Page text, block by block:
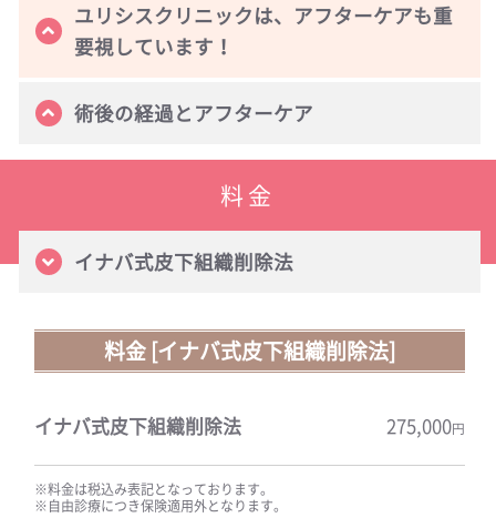
ユリシスクリニックは、アフターケアも重
要視しています！
術後の経過とアフターケア
料金
イナバ式皮下組織削除法
料金 [イナバ式皮下組織削除法]
イナバ式皮下組織削除法 275,000円
※料金は税込み表記となっております。
※自由診療につき保険適用外となります。